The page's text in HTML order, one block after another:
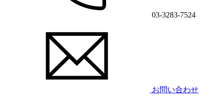
03-3283-7524
お問い合わせ